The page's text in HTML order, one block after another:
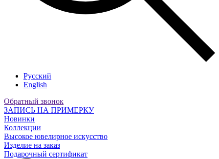
Русский
English
Обратный звонок
ЗАПИСЬ НА ПРИМЕРКУ
Новинки
Коллекции
Высокое ювелирное искусство
Изделие на заказ
Подарочный сертификат